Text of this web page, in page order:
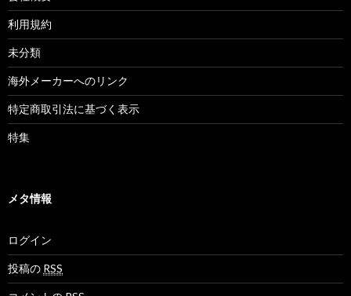
利用規約
未分類
海外メーカーへのリンク
特定商取引法に基づく表示
特集
メタ情報
ログイン
投稿の RSS